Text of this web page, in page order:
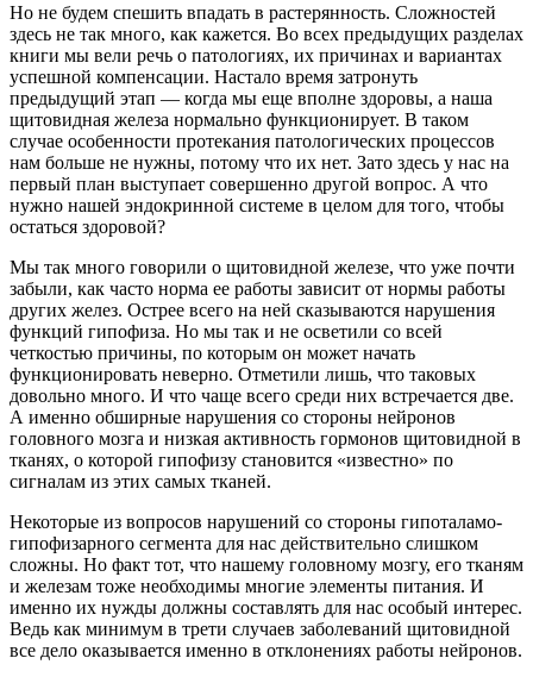
Но не будем спешить впадать в растерянность. Сложностей
здесь не так много, как кажется. Во всех предыдущих разделах
книги мы вели речь о патологиях, их причинах и вариантах
успешной компенсации. Настало время затронуть
предыдущий этап — когда мы еще вполне здоровы, а наша
щитовидная железа нормально функционирует. В таком
случае особенности протекания патологических процессов
нам больше не нужны, потому что их нет. Зато здесь у нас на
первый план выступает совершенно другой вопрос. А что
нужно нашей эндокринной системе в целом для того, чтобы
остаться здоровой?
Мы так много говорили о щитовидной железе, что уже почти
забыли, как часто норма ее работы зависит от нормы работы
других желез. Острее всего на ней сказываются нарушения
функций гипофиза. Но мы так и не осветили со всей
четкостью причины, по которым он может начать
функционировать неверно. Отметили лишь, что таковых
довольно много. И что чаще всего среди них встречается две.
А именно обширные нарушения со стороны нейронов
головного мозга и низкая активность гормонов щитовидной в
тканях, о которой гипофизу становится «известно» по
сигналам из этих самых тканей.
Некоторые из вопросов нарушений со стороны гипоталамо-
гипофизарного сегмента для нас действительно слишком
сложны. Но факт тот, что нашему головному мозгу, его тканям
и железам тоже необходимы многие элементы питания. И
именно их нужды должны составлять для нас особый интерес.
Ведь как минимум в трети случаев заболеваний щитовидной
все дело оказывается именно в отклонениях работы нейронов.